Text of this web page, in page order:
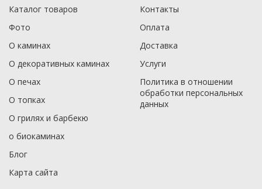
Каталог товаров
Фото
О каминах
О декоративных каминах
О печах
О топках
О грилях и барбекю
о биокаминах
Блог
Карта сайта
Контакты
Оплата
Доставка
Услуги
Политика в отношении
обработки персональных
данныx